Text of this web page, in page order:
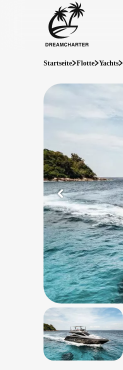
Startseite Flotte Yachts